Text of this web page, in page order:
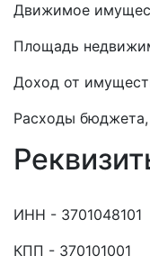
Движимое
Площадь
Доход от
Расходы
ИНН - 3701048101
КПП - 370101001